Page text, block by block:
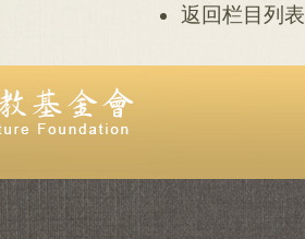
返回栏目列表